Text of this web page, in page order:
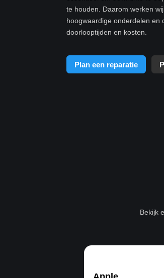
te houden. Daarom werken
hoogwaardige onderdelen en
doorlooptijden en kosten.
Plan een reparatie
Bekijk